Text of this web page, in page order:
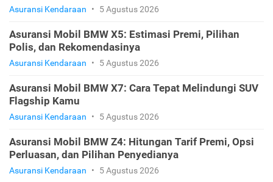
Asuransi Kendaraan • 5 Agustus 2026
Asuransi Mobil BMW X5: Estimasi Premi, Pilihan
Polis, dan Rekomendasinya
Asuransi Kendaraan • 5 Agustus 2026
Asuransi Mobil BMW X7: Cara Tepat Melindungi SUV
Flagship Kamu
Asuransi Kendaraan • 5 Agustus 2026
Asuransi Mobil BMW Z4: Hitungan Tarif Premi, Opsi
Perluasan, dan Pilihan Penyedianya
Asuransi Kendaraan • 5 Agustus 2026